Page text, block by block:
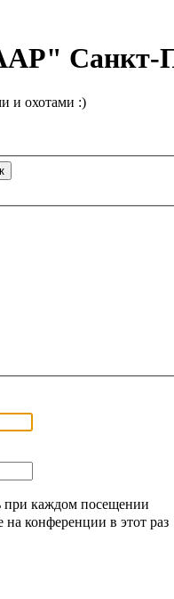
Санкт-
и охотами :)
при каждом посещении
конференции в этот раз